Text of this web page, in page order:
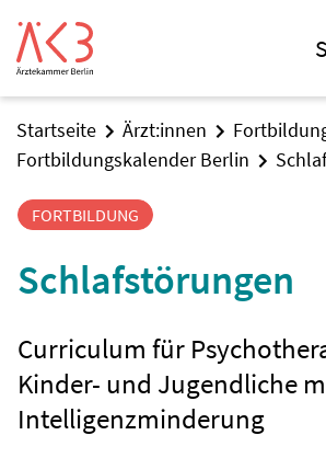
Startseite Ärzt:innen
Fortbildungskalender Berlin
FORTBILDUNG
Schlafstörungen
Curriculum für
Kinder- und Jugendliche
Intelligenzminderung